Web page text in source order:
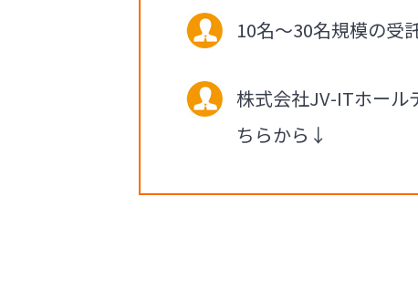
10名～30名規模の受
株式会社JV-ITホール
ちらから↓